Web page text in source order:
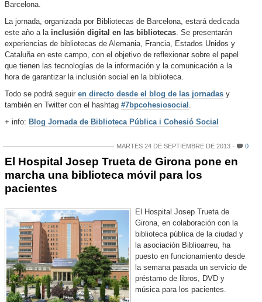
Barcelona.
La jornada, organizada por Bibliotecas de Barcelona, estará dedicada
este año a la inclusión digital en las bibliotecas. Se presentarán
experiencias de bibliotecas de Alemania, Francia, Estados Unidos y
Cataluña en este campo, con el objetivo de reflexionar sobre el papel
que tienen las tecnologías de la información y la comunicación a la
hora de garantizar la inclusión social en la biblioteca.
Todo se podrá seguir en directo desde el blog de las jornadas y
también en Twitter con el hashtag #7bpcohesiosocial .
+ info: Blog Jornada de Biblioteca Pública i Cohesió Social
MARTES 24 DE SEPTIEMBRE DE 2013 0
El Hospital Josep Trueta de Girona pone en
marcha una biblioteca móvil para los
pacientes
El Hospital Josep Trueta de
Girona, en colaboración con la
biblioteca pública de la ciudad y
la asociación Biblioarreu, ha
puesto en funcionamiento desde
la semana pasada un servicio de
préstamo de libros, DVD y
música para los pacientes.